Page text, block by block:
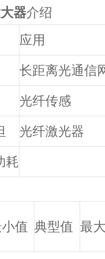
器介绍
应用
长距离光通信
光纤传感
光纤激光器
耗
值 典型值 最